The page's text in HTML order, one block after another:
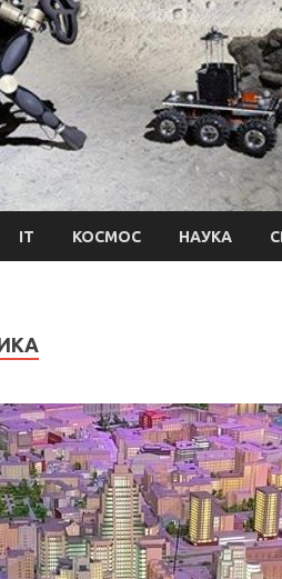
IT КОСМОС НАУКА